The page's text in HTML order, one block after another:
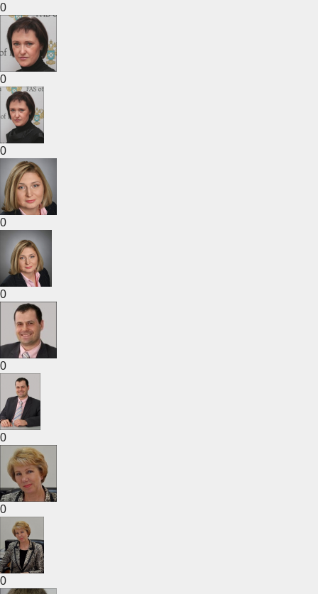
0
0
0
0
0
0
0
0
0